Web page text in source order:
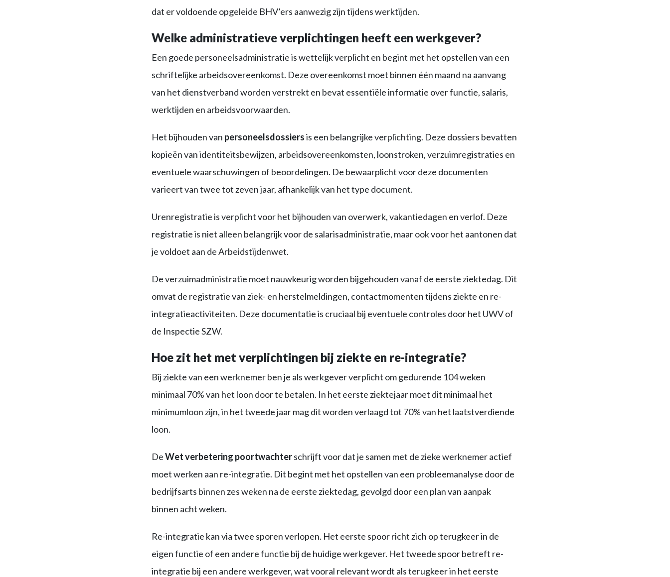
dat er voldoende opgeleide BHV’ers aanwezig zijn tijdens werktijden.
Welke administratieve verplichtingen heeft een werkgever?
Een goede personeelsadministratie is wettelijk verplicht en begint met het opstellen van een
schriftelijke arbeidsovereenkomst. Deze overeenkomst moet binnen één maand na aanvang
van het dienstverband worden verstrekt en bevat essentiële informatie over functie, salaris,
werktijden en arbeidsvoorwaarden.
Het bijhouden van personeelsdossiersis een belangrijke verplichting. Deze dossiers bevatten
kopieën van identiteitsbewijzen, arbeidsovereenkomsten, loonstroken, verzuimregistraties en
eventuele waarschuwingen of beoordelingen. De bewaarplicht voor deze documenten
varieert van twee tot zeven jaar, afhankelijk van het type document.
Urenregistratie is verplicht voor het bijhouden van overwerk, vakantiedagen en verlof. Deze
registratie is niet alleen belangrijk voor de salarisadministratie, maar ook voor het aantonen dat
je voldoet aan de Arbeidstijdenwet.
De verzuimadministratie moet nauwkeurig worden bijgehouden vanaf de eerste ziektedag. Dit
omvat de registratie van ziek- en herstelmeldingen, contactmomenten tijdens ziekte en re-
integratieactiviteiten. Deze documentatie is cruciaal bij eventuele controles door het UWV of
de Inspectie SZW.
Hoe zit het met verplichtingen bij ziekte en re-integratie?
Bij ziekte van een werknemer ben je als werkgever verplicht om gedurende 104 weken
minimaal 70% van het loon door te betalen. In het eerste ziektejaar moet dit minimaal het
minimumloon zijn, in het tweede jaar mag dit worden verlaagd tot 70% van het laatstverdiende
loon.
DeWet verbetering poortwachterschrijft voor dat je samen met de zieke werknemer actief
moet werken aan re-integratie. Dit begint met het opstellen van een probleemanalyse door de
bedrijfsarts binnen zes weken na de eerste ziektedag, gevolgd door een plan van aanpak
binnen acht weken.
Re-integratie kan via twee sporen verlopen. Het eerste spoor richt zich op terugkeer in de
eigen functie of een andere functie bij de huidige werkgever. Het tweede spoor betreft re-
integratie bij een andere werkgever, wat vooral relevant wordt als terugkeer in het eerste